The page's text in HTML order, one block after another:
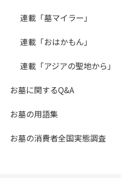
連載「墓マイラー」
連載「おはかもん」
連載「アジアの聖地から」
お墓に関するQ&A
お墓の用語集
お墓の消費者全国実態調査